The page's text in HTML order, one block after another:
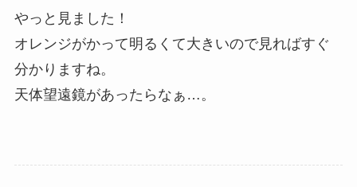
やっと見ました！
オレンジがかって明るくて大きいので見ればすぐ
分かりますね。
天体望遠鏡があったらなぁ…。